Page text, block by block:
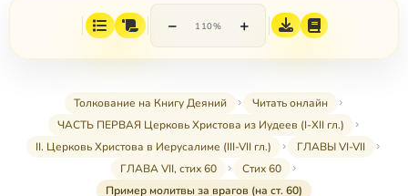
− 110% +
Толкование на Книгу Деяний
Читать онлайн
ЧАСТЬ ПЕРВАЯ Церковь Христова из Иудеев (I-XII гл.)
II. Церковь Христова в Иерусалиме (III-VII гл.)
ГЛАВЫ VI-VII
ГЛАВА VII, стих 60
Стих 60
Пример молитвы за врагов (на ст. 60)